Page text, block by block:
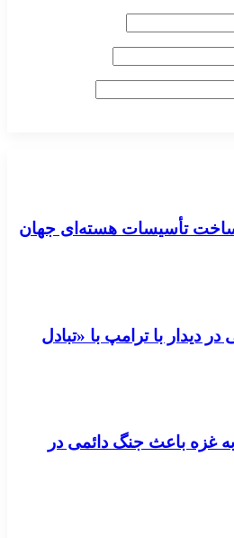
ساخت تأسیسات هسته‌ای جهان
دیدار با ترامپ با «تبادل
غزه باعث جنگ دائمی در